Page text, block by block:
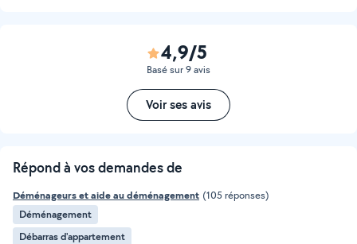
4,9/5
Basé sur 9 avis
Voir ses avis
Répond à vos demandes de
Déménageurs et aide au déménagement (105 réponses)
Déménagement
Débarras d'appartement